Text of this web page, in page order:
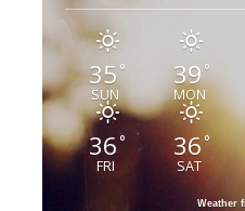
35°
SUN
39°
MON
36°
FRI
36°
SAT
Weather